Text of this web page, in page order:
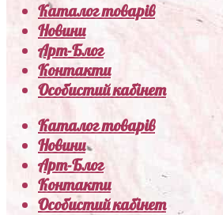
Каталог товарів
Новини
Арт-Блог
Контакти
Особистий кабінет
Каталог товарів
Новини
Арт-Блог
Контакти
Особистий кабінет